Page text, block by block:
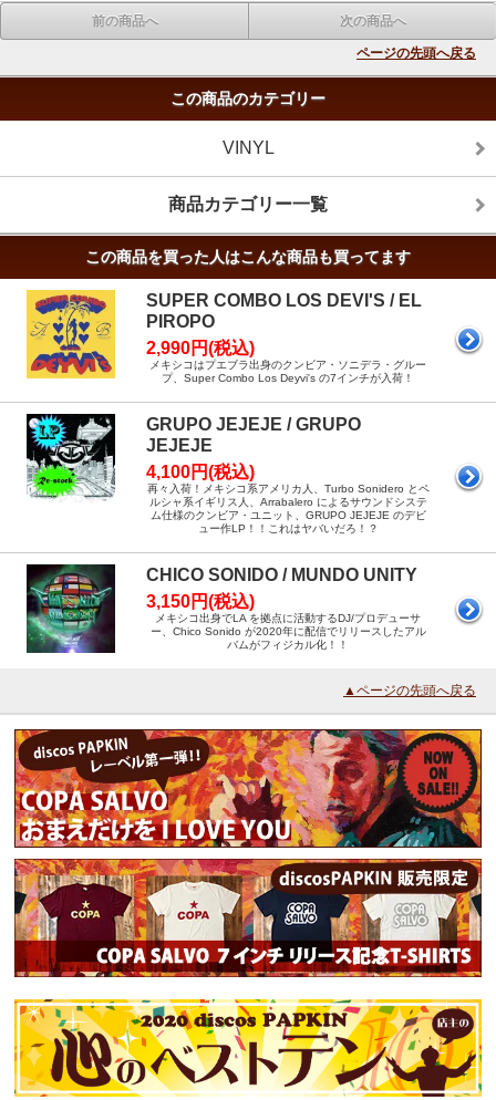
前の商品へ 次の商品へ
ページの先頭へ戻る
この商品のカテゴリー
VINYL
商品カテゴリー一覧
この商品を買った人はこんな商品も買ってます
SUPER COMBO LOS DEVI'S / EL
PIROPO
2,990円(税込)
メキシコはプエブラ出身のクンビア・ソニデラ・グルー
プ、Super Combo Los Deyvi's の7インチが入荷！
GRUPO JEJEJE / GRUPO
JEJEJE
4,100円(税込)
再々入荷！メキシコ系アメリカ人、Turbo Sonidero とペ
ルシャ系イギリス人、Arrabalero によるサウンドシステ
ム仕様のクンビア・ユニット、GRUPO JEJEJE のデビ
ュー作LP！！これはヤバいだろ！？
CHICO SONIDO / MUNDO UNITY
3,150円(税込)
メキシコ出身でLA を拠点に活動するDJ/プロデューサ
ー、Chico Sonido が2020年に配信でリリースしたアル
バムがフィジカル化！！
▲ページの先頭へ戻る